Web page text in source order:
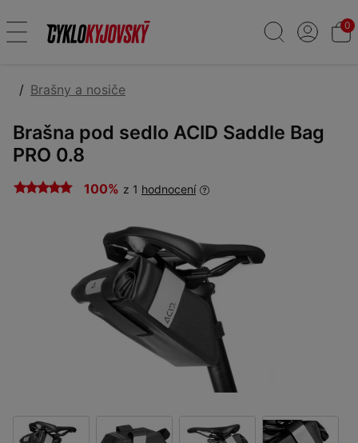
0
Brašny a nosiče
Brašna pod sedlo ACID Saddle Bag
PRO 0.8
100% z 1 hodnocení